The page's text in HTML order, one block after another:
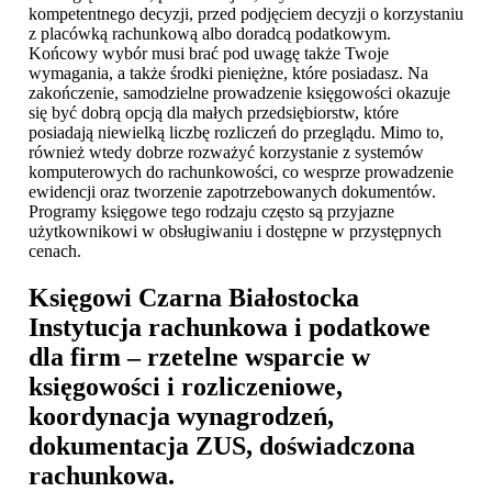
kompetentnego decyzji, przed podjęciem decyzji o korzystaniu
z placówką rachunkową albo doradcą podatkowym.
Końcowy wybór musi brać pod uwagę także Twoje
wymagania, a także środki pieniężne, które posiadasz. Na
zakończenie, samodzielne prowadzenie księgowości okazuje
się być dobrą opcją dla małych przedsiębiorstw, które
posiadają niewielką liczbę rozliczeń do przeglądu. Mimo to,
również wtedy dobrze rozważyć korzystanie z systemów
komputerowych do rachunkowości, co wesprze prowadzenie
ewidencji oraz tworzenie zapotrzebowanych dokumentów.
Programy księgowe tego rodzaju często są przyjazne
użytkownikowi w obsługiwaniu i dostępne w przystępnych
cenach.
Księgowi Czarna Białostocka
Instytucja rachunkowa i podatkowe
dla firm – rzetelne wsparcie w
księgowości i rozliczeniowe,
koordynacja wynagrodzeń,
dokumentacja ZUS, doświadczona
rachunkowa.